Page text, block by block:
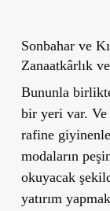
Sonbahar ve
Zanaatkârlık
Bununla
bir yeri var. Ve
rafine
modaların
okuyacak
yatırım